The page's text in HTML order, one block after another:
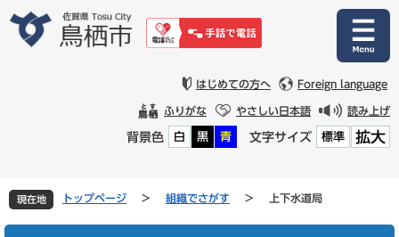
文
はじめての方へ Foreign language
ふりがな やさしい日本語 読み上げ
背景色 白 黒 青 文字サイズ 標準 拡大
現在地 トップページ > 組織でさがす > 上下水道局